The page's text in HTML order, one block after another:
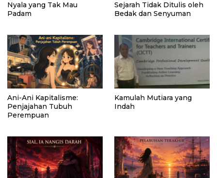
Nyala yang Tak Mau
Padam
Sejarah Tidak Ditulis oleh
Bedak dan Senyuman
Ani-Ani Kapitalisme:
Penjajahan Tubuh
Perempuan
Kamulah Mutiara yang
Indah